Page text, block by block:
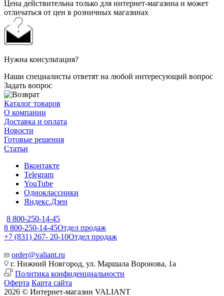
Цена действительна только для интернет-магазина и может
отличаться от цен в розничных магазинах
Нужна консультация?
Наши специалисты ответят на любой интересующий вопрос
Задать вопрос
Каталог товаров
О компании
Доставка и оплата
Новости
Готовые решения
Статьи
Вконтакте
Telegram
YouTube
Одноклассники
Яндекс.Дзен
8 800-250-14-45
8 800-250-14-45Отдел продаж
+7 (831) 267- 20-10Отдел продаж
order@valiant.ru
г. Нижний Новгород, ул. Маршала Воронова, 1а
Политика конфиденциальности
Оферта Карта сайта
2026 © Интернет-магазин VALIANT